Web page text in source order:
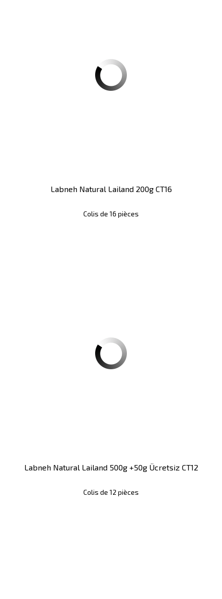
Labneh Natural Lailand 200g CT16
Colis de 16 pièces
Labneh Natural Lailand 500g +50g Ücretsiz CT12
Colis de 12 pièces